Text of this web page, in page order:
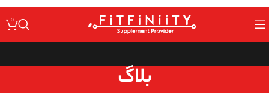
0
بلاگ